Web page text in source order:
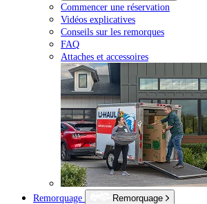
Commencer une réservation
Vidéos explicatives
Conseils sur les remorques
FAQ
Attaches et accessoires
Remorquage
Remorquage